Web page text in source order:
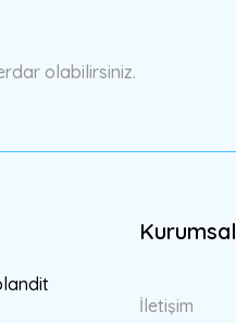
olabilirsiniz.
Kurumsal
İletişim